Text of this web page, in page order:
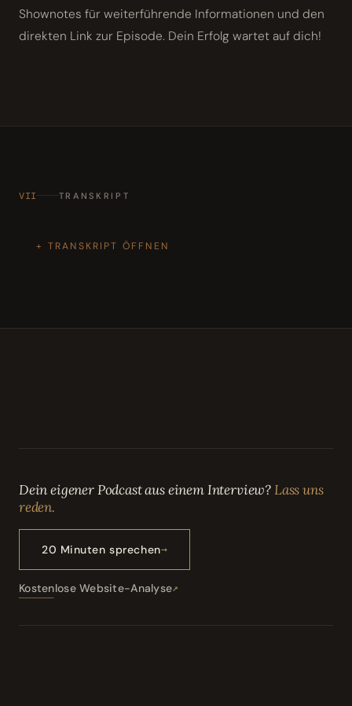
Shownotes für weiterführende Informationen und den
direkten Link zur Episode. Dein Erfolg wartet auf dich!
VII TRANSKRIPT
TRANSKRIPT ÖFFNEN
Dein eigener Podcast aus einem Interview?Lass uns
reden.
20 Minuten sprechen
Kostenlose Website-Analyse